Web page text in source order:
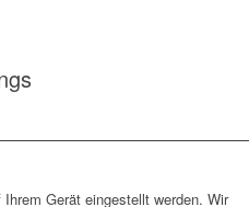
Gerät eingestellt werden. Wir